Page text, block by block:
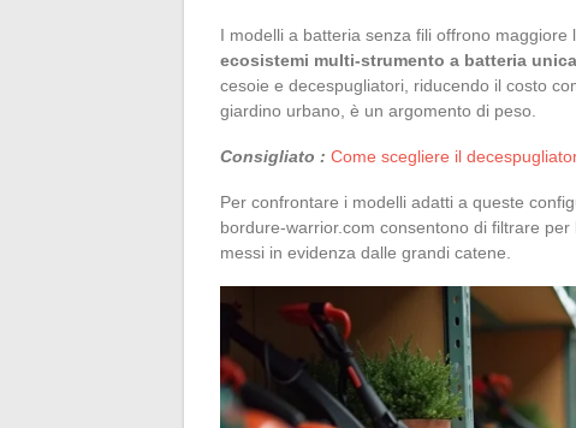
I modelli a batteria senza fili offrono
ecosistemi multi-strumento a batteria unica
cesoie e decespugliatori, riducendo il costo
giardino urbano, è un argomento di peso.
Consigliato : Come scegliere il
Per confrontare i modelli adatti a queste
bordure-warrior.com consentono di filtrare
messi in evidenza dalle grandi catene.